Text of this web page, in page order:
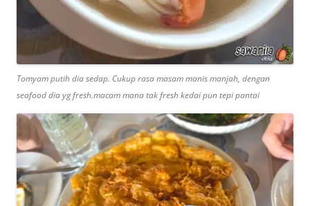
Tomyam putih dia sedap. Cukup rasa masam manis manjah, dengan
seafood dia yg fresh.macam mana tak fresh kedai pun tepi pantai